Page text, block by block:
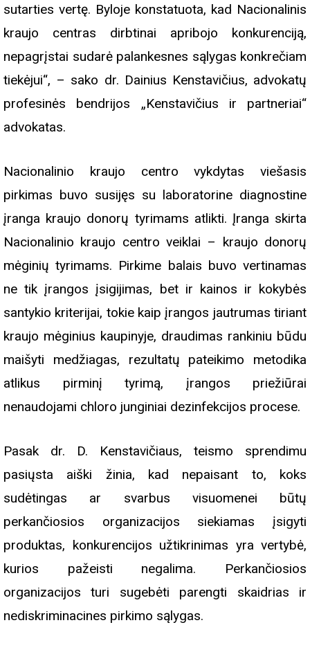
sutarties vertę. Byloje konstatuota, kad Nacionalinis
kraujo centras dirbtinai apribojo konkurenciją,
nepagrįstai sudarė palankesnes sąlygas konkrečiam
tiekėjui“, – sako dr. Dainius Kenstavičius, advokatų
profesinės bendrijos „Kenstavičius ir partneriai“
advokatas.
Nacionalinio kraujo centro vykdytas viešasis
pirkimas buvo susijęs su laboratorine diagnostine
įranga kraujo donorų tyrimams atlikti. Įranga skirta
Nacionalinio kraujo centro veiklai – kraujo donorų
mėginių tyrimams. Pirkime balais buvo vertinamas
ne tik įrangos įsigijimas, bet ir kainos ir kokybės
santykio kriterijai, tokie kaip įrangos jautrumas tiriant
kraujo mėginius kaupinyje, draudimas rankiniu būdu
maišyti medžiagas, rezultatų pateikimo metodika
atlikus pirminį tyrimą, įrangos priežiūrai
nenaudojami chloro junginiai dezinfekcijos procese.
Pasak dr. D. Kenstavičiaus, teismo sprendimu
pasiųsta aiški žinia, kad nepaisant to, koks
sudėtingas ar svarbus visuomenei būtų
perkančiosios organizacijos siekiamas įsigyti
produktas, konkurencijos užtikrinimas yra vertybė,
kurios pažeisti negalima. Perkančiosios
organizacijos turi sugebėti parengti skaidrias ir
nediskriminacines pirkimo sąlygas.